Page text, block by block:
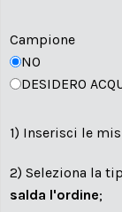
Campione
NO
DESIDERO
1) Inserisci le
2) Seleziona la
salda l'ordine;